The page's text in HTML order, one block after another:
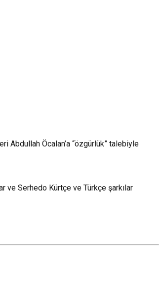
Abdullah Öcalan’a “özgürlük” talebiyle
ve Serhedo Kürtçe ve Türkçe şarkılar